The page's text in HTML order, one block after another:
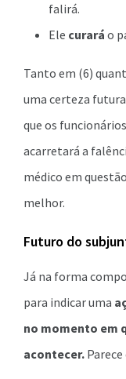
falirá.
Ele curará o
Tanto em (6)
uma certeza
que os
acarretará a
médico em
melhor.
Futuro do
Já na forma
para indicar uma
no momento em
acontecer.